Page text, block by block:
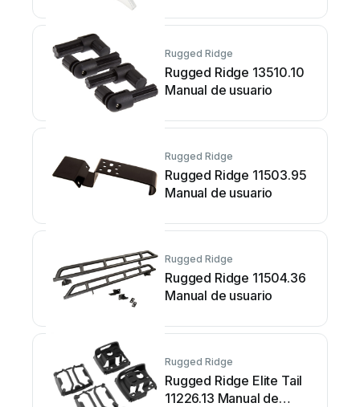
Rugged Ridge
Rugged Ridge 13510.10
Manual de usuario
Rugged Ridge
Rugged Ridge 11503.95
Manual de usuario
Rugged Ridge
Rugged Ridge 11504.36
Manual de usuario
Rugged Ridge
Rugged Ridge Elite Tail
11226.13 Manual de